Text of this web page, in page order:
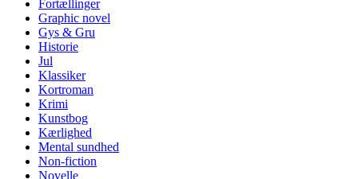
Fortællinger
Graphic novel
Gys & Gru
Historie
Jul
Klassiker
Kortroman
Krimi
Kunstbog
Kærlighed
Mental sundhed
Non-fiction
Novelle